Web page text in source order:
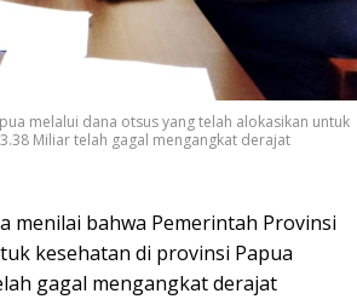
melalui dana otsus yang telah alokasikan untuk
Miliar telah gagal mengangkat derajat
menilai bahwa Pemerintah Provinsi
kesehatan di provinsi Papua
gagal mengangkat derajat